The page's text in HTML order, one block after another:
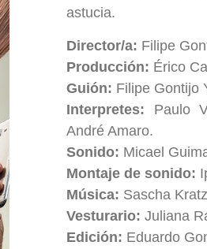
astucia.
Director/a: Filipe
Producción: Érico
Guión: Filipe Gontijo
Interpretes: Paulo
André Amaro.
Sonido: Micael
Montaje de sonido:
Música: Sascha
Vesturario:Juliana
Edición: Eduardo